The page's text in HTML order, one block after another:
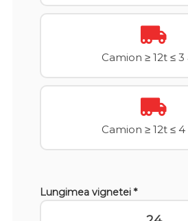
Camion ≥ 12t ≤ 3
Camion ≥ 12t ≤ 4
Lungimea vignetei *